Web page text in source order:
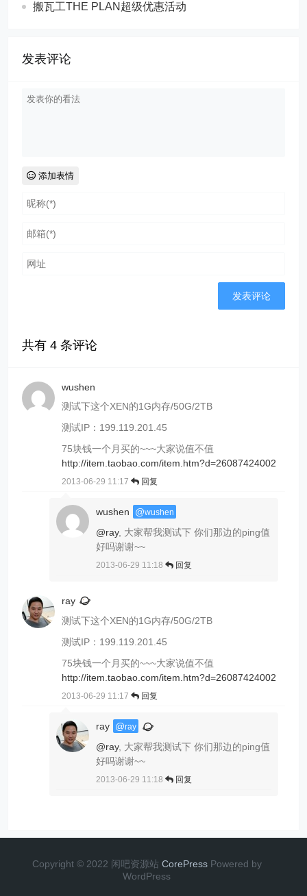
搬瓦工THE PLAN超级优惠活动
发表评论
添加表情
共有4 条评论
wushen
测试下这个XEN的1G内存/50G/2TB
测试IP：199.119.201.45
75块钱一个月买的~~~大家说值不值
http://item.taobao.com/item.htm?d=26087424002
2013-06-29 11:17 回复
wushen @wushen
@ray, 大家帮我测试下 你们那边的ping值
好吗谢谢~~
2013-06-29 11:18 回复
ray
测试下这个XEN的1G内存/50G/2TB
测试IP：199.119.201.45
75块钱一个月买的~~~大家说值不值
http://item.taobao.com/item.htm?d=26087424002
2013-06-29 11:17 回复
ray @ray
@ray, 大家帮我测试下 你们那边的ping值
好吗谢谢~~
2013-06-29 11:18 回复
Copyright © 2022 闲吧资源站 CorePress Powered by
WordPress